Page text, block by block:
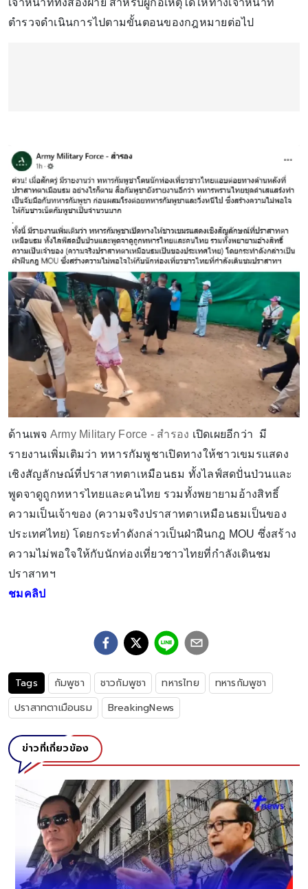
เจ้าหน้าที่ทั้งสองฝ่าย สำหรับผู้ก่อเหตุได้ให้ทางเจ้าหน้าที่
ตำรวจดำเนินการไปตามขั้นตอนของกฎหมายต่อไป
ด้านเพจ Army Military Force - สำรอง เปิดเผยอีกว่า มี
รายงานเพิ่มเติมว่า ทหารกัมพูชาเปิดทางให้ชาวเขมรแสดง
เชิงสัญลักษณ์ที่ปราสาทตาเหมือนธม ทั้งไลฟ์สดปั่นป่วนและ
พูดจาดูถูกทหารไทยและคนไทย รวมทั้งพยายามอ้างสิทธิ์
ความเป็นเจ้าของ (ความจริงปราสาทตาเหมือนธมเป็นของ
ประเทศไทย) โดยกระทำดังกล่าวเป็นฝ่าฝืนกฎ MOU ซึ่งสร้าง
ความไม่พอใจให้กับนักท่องเที่ยวชาวไทยที่กำลังเดินชม
ปราสาทฯ
ชมคลิป
Tags กัมพูชา ชาวกัมพูชา ทหารไทย
ทหารกัมพูชา
ปราสาทตาเมือนธม
BreakingNews
ข่าวที่เกี่ยวข้อง